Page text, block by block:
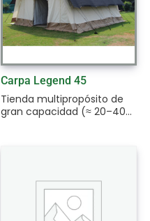
Carpa Legend 45
Tienda multipropósito de
gran capacidad (≈ 20–40...